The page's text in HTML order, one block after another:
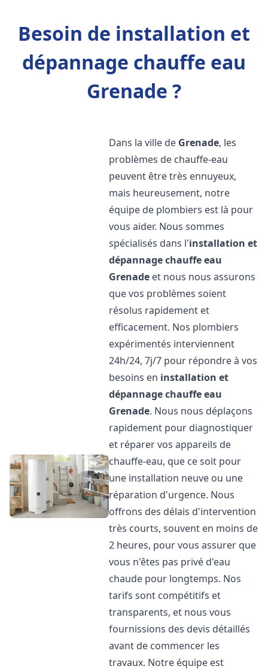
Besoin de installation et
dépannage chauffe eau
Grenade ?
Dans la ville de Grenade, les
problèmes de chauffe-eau
peuvent être très ennuyeux,
mais heureusement, notre
équipe de plombiers est là pour
vous aider. Nous sommes
spécialisés dans l'installation et
dépannage chauffe eau
Grenade et nous nous assurons
que vos problèmes soient
résolus rapidement et
efficacement. Nos plombiers
expérimentés interviennent
24h/24, 7j/7 pour répondre à vos
besoins en installation et
dépannage chauffe eau
Grenade. Nous nous déplaçons
rapidement pour diagnostiquer
et réparer vos appareils de
chauffe-eau, que ce soit pour
une installation neuve ou une
réparation d'urgence. Nous
offrons des délais d'intervention
très courts, souvent en moins de
2 heures, pour vous assurer que
vous n'êtes pas privé d'eau
chaude pour longtemps. Nos
tarifs sont compétitifs et
transparents, et nous vous
fournissions des devis détaillés
avant de commencer les
travaux. Notre équipe est